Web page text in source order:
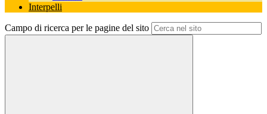
Interpelli
Campo di ricerca per le pagine del sito